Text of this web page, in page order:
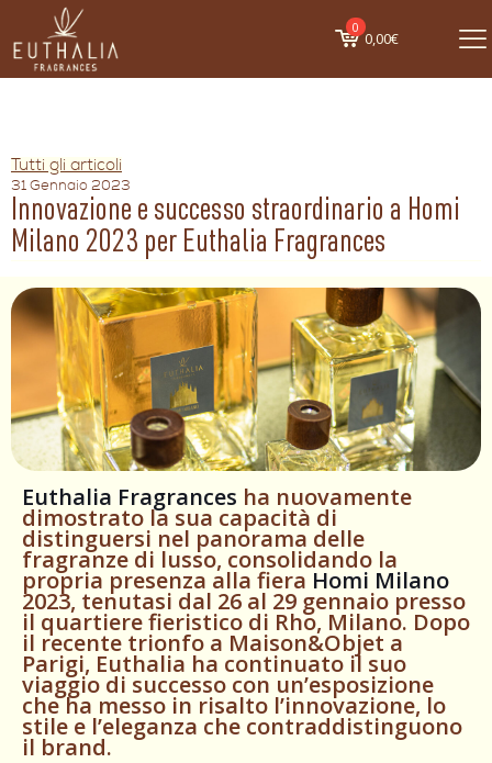
0
0,00€
Tutti gli articoli
31 Gennaio 2023
Innovazione e successo straordinario a Homi
Milano 2023 per Euthalia Fragrances
Euthalia Fragrances ha nuovamente
dimostrato la sua capacità di
distinguersi nel panorama delle
fragranze di lusso, consolidando la
propria presenza alla fiera Homi Milano
2023, tenutasi dal 26 al 29 gennaio presso
il quartiere fieristico di Rho, Milano. Dopo
il recente trionfo a Maison&Objet a
Parigi, Euthalia ha continuato il suo
viaggio di successo con un’esposizione
che ha messo in risalto l’innovazione, lo
stile e l’eleganza che contraddistinguono
il brand.